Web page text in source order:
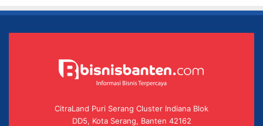
CitraLand Puri Serang Cluster Indiana Blok
DD5, Kota Serang, Banten 42162